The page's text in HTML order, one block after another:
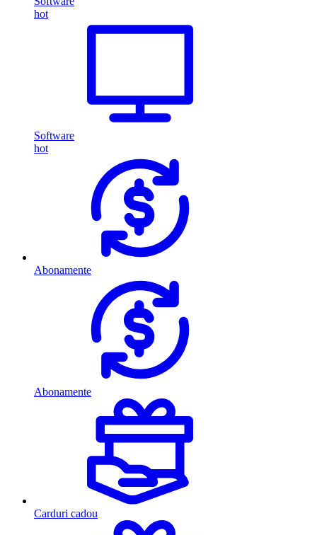
hot
Software
hot
Abonamente
Abonamente
Carduri cadou